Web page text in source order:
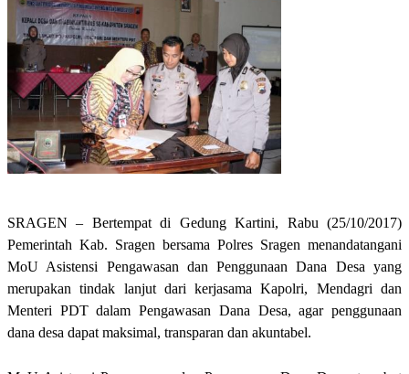
SRAGEN – Bertempat di Gedung Kartini, Rabu (25/10/2017)
Pemerintah Kab. Sragen bersama Polres Sragen menandatangani
MoU Asistensi Pengawasan dan Penggunaan Dana Desa yang
merupakan tindak lanjut dari kerjasama Kapolri, Mendagri dan
Menteri PDT dalam Pengawasan Dana Desa, agar penggunaan
dana desa dapat maksimal, transparan dan akuntabel.